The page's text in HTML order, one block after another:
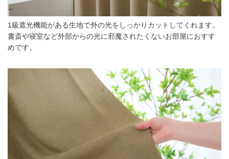
1級遮光機能がある生地で外の光をしっかりカットしてくれます。
書斎や寝室など外部からの光に邪魔されたくないお部屋におすす
めです。